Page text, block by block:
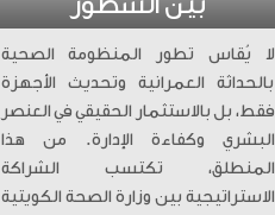
لا يُقاس تطور المنظومة الصحية
بالحداثة العمرانية وتحديث الأجهزة
فقط، بل بالاستثمار الحقيقي في العنصر
البشري وكفاءة الإدارة. من هذا
المنطلق، تكتسب الشراكة
الاستراتيجية بين وزارة الصحة الكويتية